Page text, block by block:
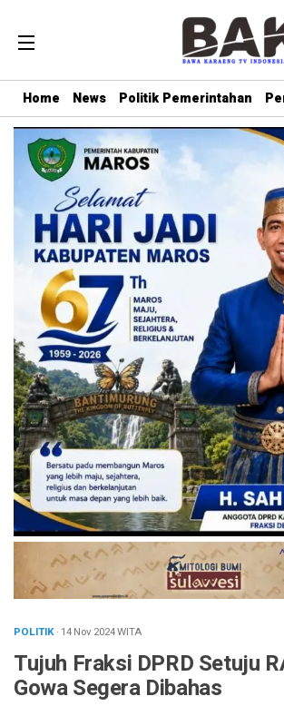
Home News Politik Pemerintahan
POLITIK· 14 Nov 2024WITA
Tujuh Fraksi DPRD Setuju
Gowa Segera Dibahas